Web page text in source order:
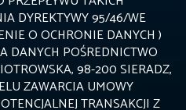
DYREKTYWY 95/46/WE
O OCHRONIE DANYCH )
DANYCH POŚREDNICTWO
98-200 SIERADZ,
ZAWARCIA UMOWY
TRANSAKCJI Z